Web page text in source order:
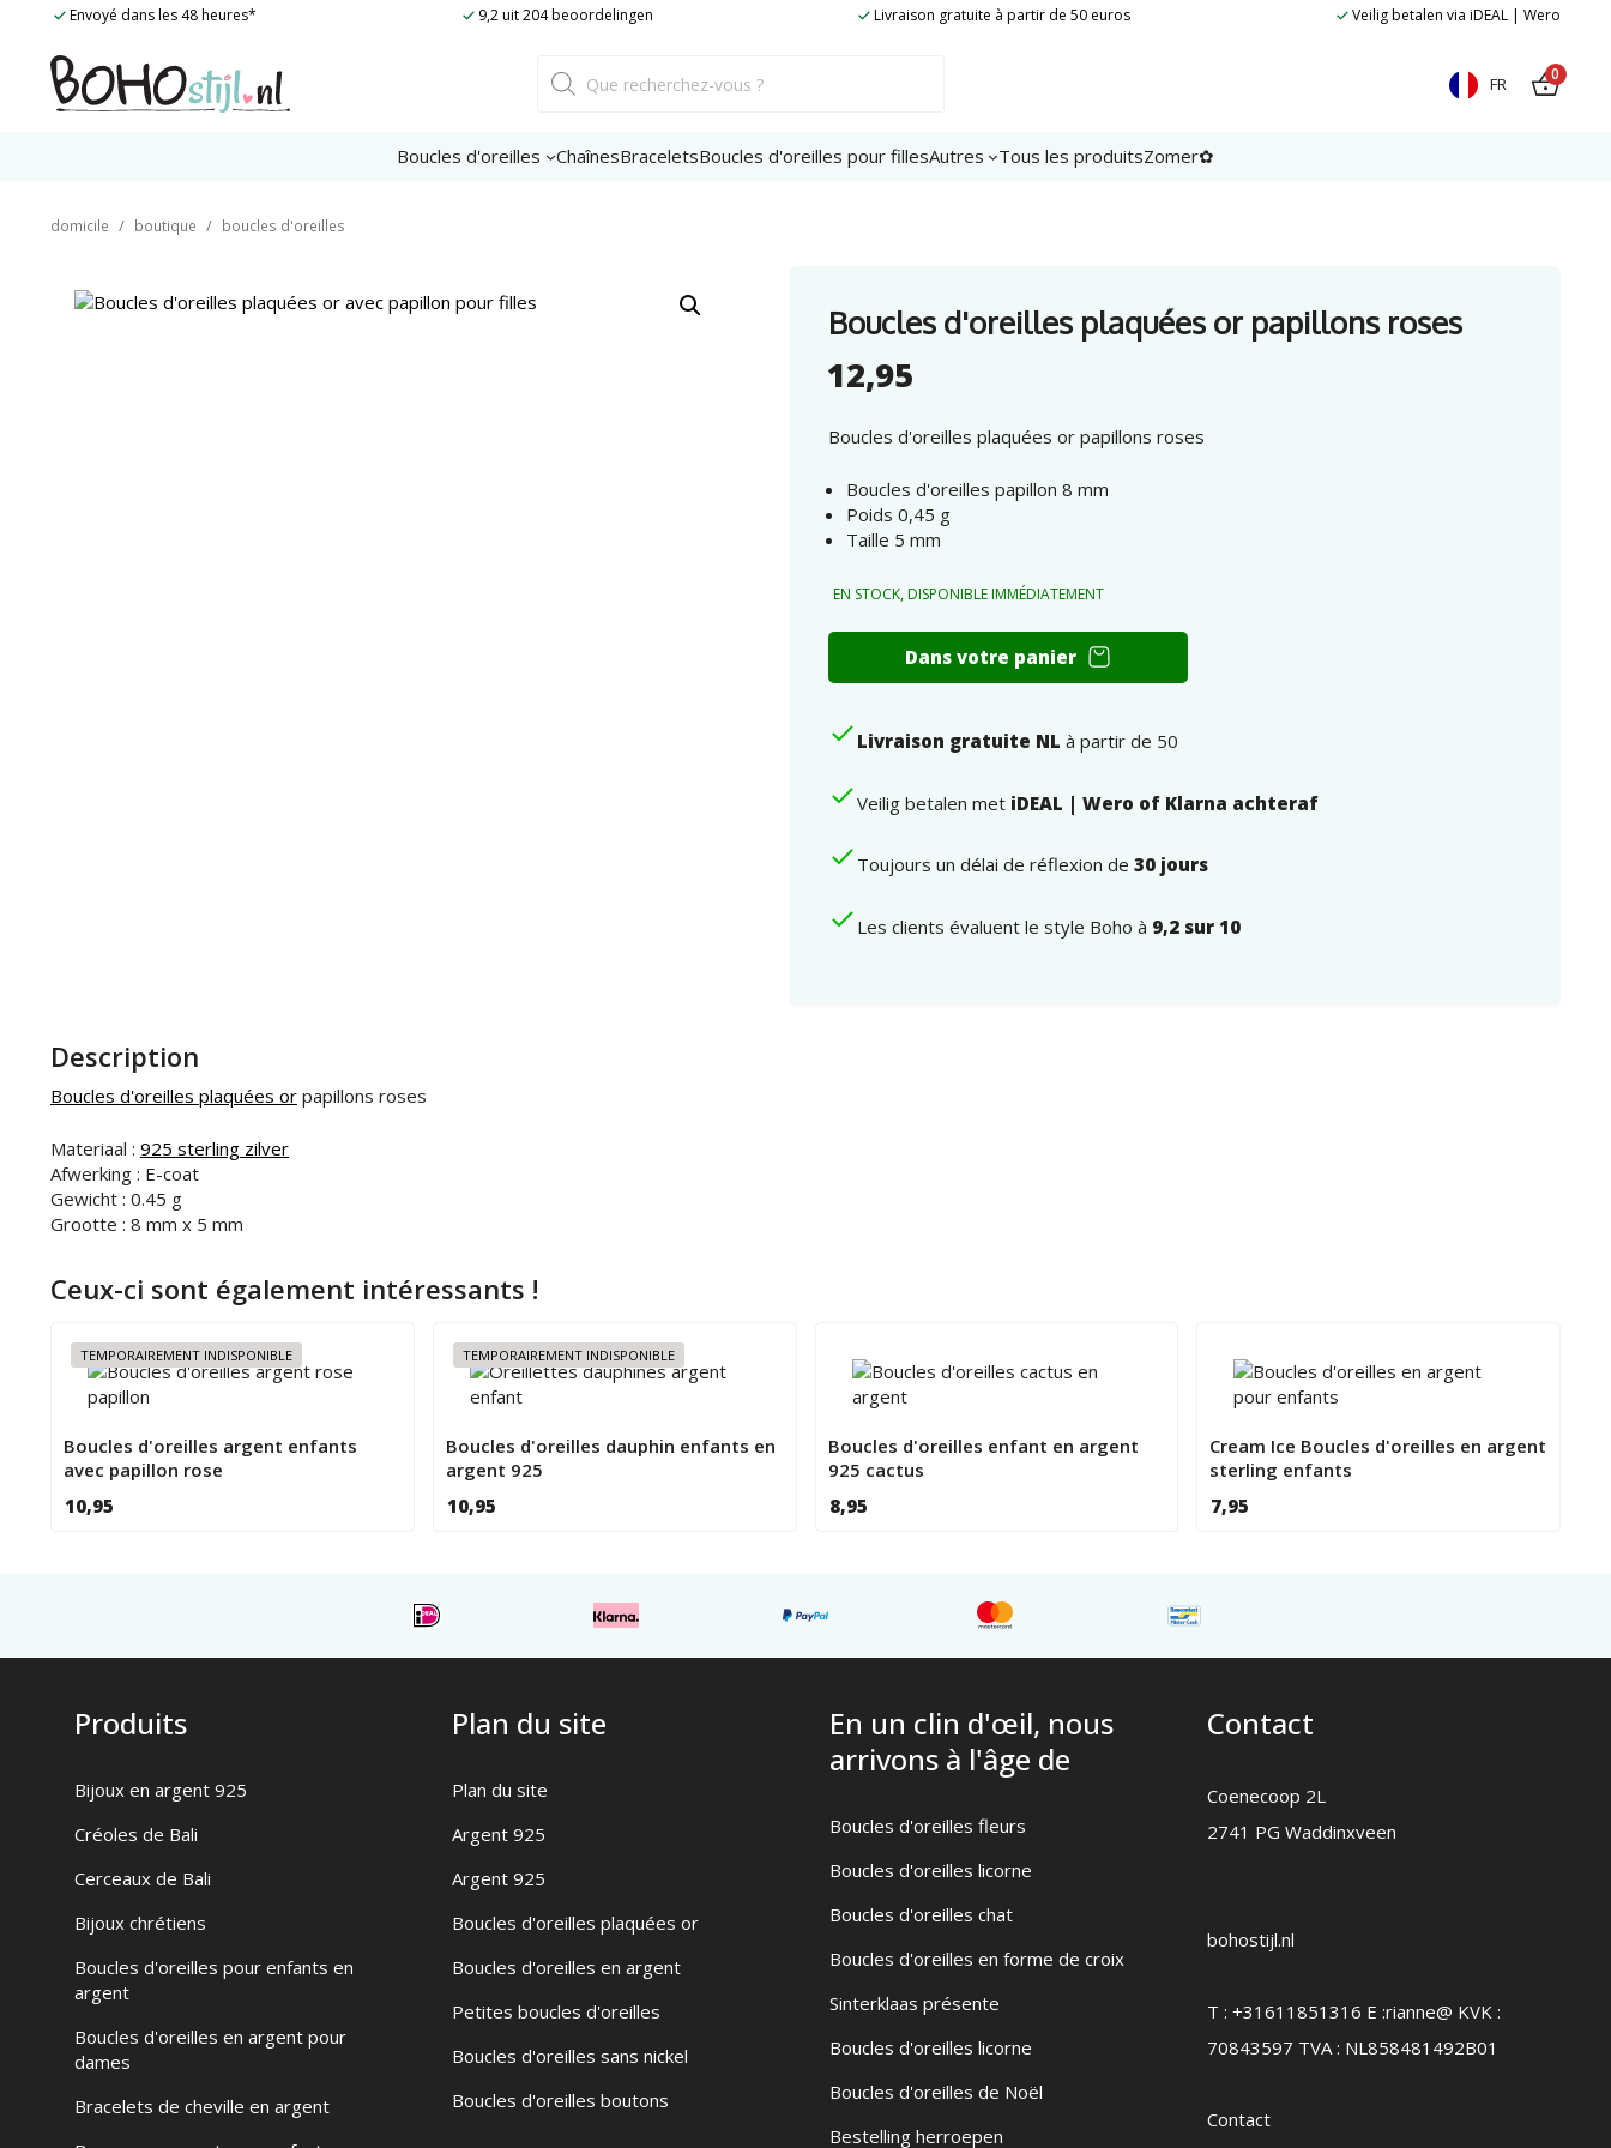
content
Envoyé dans les 48 heures* 9,2 uit 204 beoordelingen Livraison gratuite à partir de 50 euros Veilig betalen via iDEAL | Wero
de
produits
FR 0
Boucles d'oreilles ChaînesBraceletsBoucles d'oreilles pour fillesAutres Tous les produitsZomer✿
domicile / boutique / boucles d'oreilles
Boucles d'oreilles plaquées or papillons roses
12,95
Boucles d'oreilles plaquées or papillons roses
Boucles d'oreilles papillon 8 mm
Poids 0,45 g
Taille 5 mm
EN STOCK, DISPONIBLE IMMÉDIATEMENT
Boucles
papillons
nombre
Dans votre panier
Livraison gratuite NL à partir de 50
Veilig betalen met iDEAL | Wero of Klarna achteraf
Toujours un délai de réflexion de30 jours
Les clients évaluent le style Boho à 9,2 sur 10
Description
Boucles d'oreilles plaquées or papillons roses
Materiaal : 925 sterling zilver
Afwerking : E-coat
Gewicht : 0.45 g
Grootte : 8 mm x 5 mm
Ceux-ci sont également intéressants !
TEMPORAIREMENT INDISPONIBLE
Boucles d'oreilles argent enfants
avec papillon rose
10,95
TEMPORAIREMENT INDISPONIBLE
Boucles d'oreilles dauphin enfants en
argent 925
10,95
Boucles d'oreilles enfant en argent
925 cactus
8,95
Cream Ice Boucles d'oreilles en argent
sterling enfants
7,95
Produits
Bijoux en argent 925
Créoles de Bali
Cerceaux de Bali
Bijoux chrétiens
Boucles d'oreilles pour enfants en
argent
Boucles d'oreilles en argent pour
dames
Bracelets de cheville en argent
Plan du site
Plan du site
Argent 925
Argent 925
Boucles d'oreilles plaquées or
Boucles d'oreilles en argent
Petites boucles d'oreilles
Boucles d'oreilles sans nickel
Boucles d'oreilles boutons
En un clin d'œil, nous
arrivons à l'âge de
Boucles d'oreilles fleurs
Boucles d'oreilles licorne
Boucles d'oreilles chat
Boucles d'oreilles en forme de croix
Sinterklaas présente
Boucles d'oreilles licorne
Boucles d'oreilles de Noël
Bestelling herroepen
Contact
Coenecoop 2L
2741 PG Waddinxveen
bohostijl.nl
T : +31611851316 E :rianne@ KVK :
70843597 TVA : NL858481492B01
Contact
papillons